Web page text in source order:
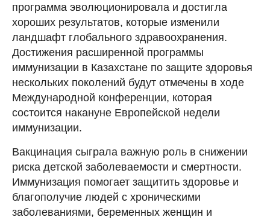
программа эволюционировала и достигла
хороших результатов, которые изменили
ландшафт глобального здравоохранения.
Достижения расширенной программы
иммунизации в Казахстане по защите здоровья
нескольких поколений будут отмечены в ходе
Международной конференции, которая
состоится накануне Европейской недели
иммунизации.
Вакцинация сыграла важную роль в снижении
риска детской заболеваемости и смертности.
Иммунизация помогает защитить здоровье и
благополучие людей с хроническими
заболеваниями, беременных женщин и